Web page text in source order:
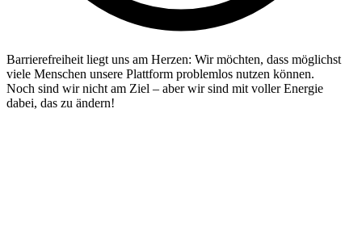
Barrierefreiheit liegt uns am Herzen: Wir möchten, dass möglichst
viele Menschen unsere Plattform problemlos nutzen können.
Noch sind wir nicht am Ziel – aber wir sind mit voller Energie
dabei, das zu ändern!